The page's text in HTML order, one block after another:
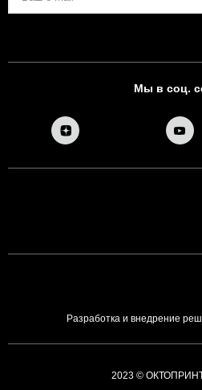
Мы в соц.
Разработка и внедрение
2023 ©